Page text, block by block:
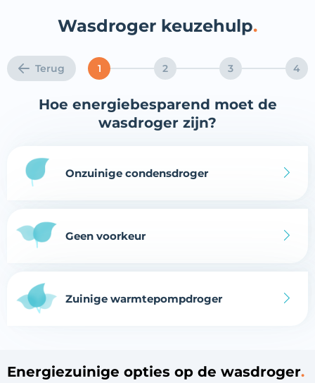
Wasdroger keuzehulp
Terug 1 2 3 4
Hoe energiebesparend moet de
wasdroger zijn?
Onzuinige condensdroger
Geen voorkeur
Zuinige warmtepompdroger
Energiezuinige opties op de wasdroger